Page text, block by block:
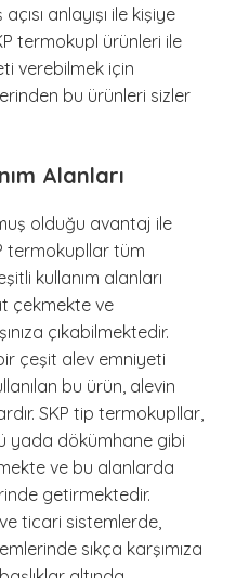
anlayışı ile kişiye
termokupl ürünleri ile
verebilmek için
bu ürünleri sizler
Alanları
olduğu avantaj ile
termokupllar tüm
kullanım alanları
çekmekte ve
çıkabilmektedir.
çeşit alev emniyeti
bu ürün, alevin
SKP tip termokupllar,
yada dökümhane gibi
ve bu alanlarda
getirmektedir.
ticari sistemlerde,
sıkça karşımıza